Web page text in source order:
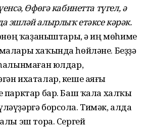
Өфөгә кабинетта түгел, ә
эшләй алырлыҡ етәксе кәрәк.
ҡаҙаныштары, ә иң мөһиме
хаҡында һөйләне. Беҙҙә
юлдар,
ихаталар, кеше аяғы
парктар бар. Баш ҡала халҡы
борсола. Тимәк, алда
эш тора. Сергей